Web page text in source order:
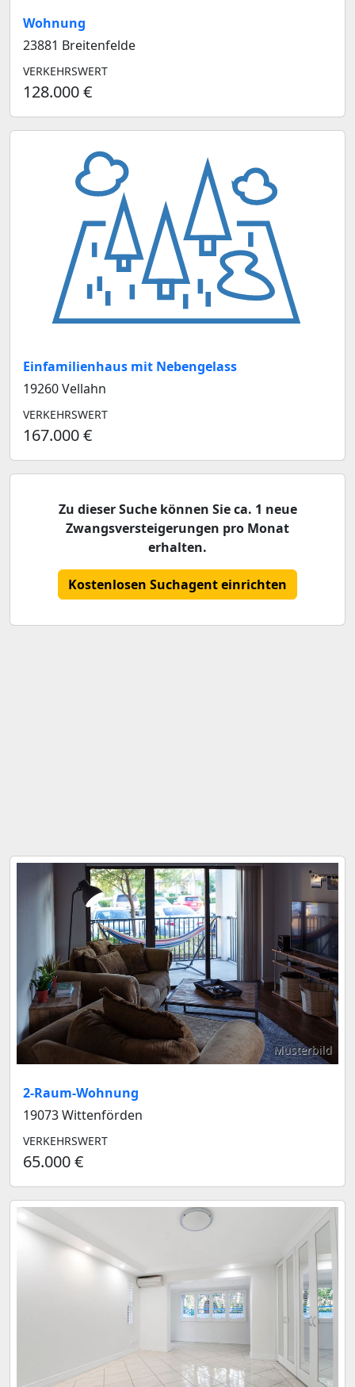
Wohnung
23881 Breitenfelde
VERKEHRSWERT
128.000 €
Einfamilienhaus mit Nebengelass
19260 Vellahn
VERKEHRSWERT
167.000 €
Zu dieser Suche können Sie ca. 1 neue
Zwangsversteigerungen pro Monat
erhalten.
Kostenlosen Suchagent einrichten
Musterbild
2-Raum-Wohnung
19073 Wittenförden
VERKEHRSWERT
65.000 €